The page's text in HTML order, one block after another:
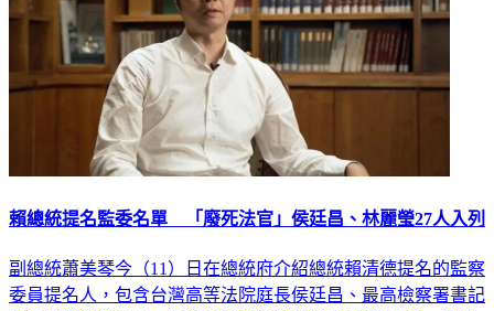
賴總統提名監委名單 「廢死法官」侯廷昌、林麗瑩27人入列
副總統蕭美琴今（11）日在總統府介紹總統賴清德提名的監察
委員提名人，包含台灣高等法院庭長侯廷昌、最高檢察署書記